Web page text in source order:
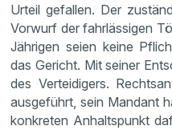
Urteil gefallen. Der
Vorwurf der fahrläs­sigen
Jährigen seien keine
das Gericht. Mit seiner
des Vertei­di­gers.
ausge­führt, sein Mandant
konkreten Anhalts­punkt